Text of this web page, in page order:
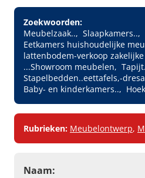
Zoekwoorden:
Meubelzaak..
Slaapkamers..
Eetkamers huishoudelijke
lattenbodem-verkoop
...Showroom meubelen
Stapelbedden..eettafels,-
Baby- en kinderkamers..
Rubrieken: Meubelontwerp,
Naam: